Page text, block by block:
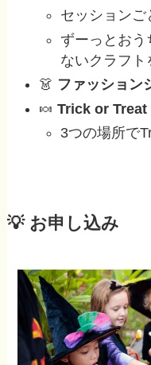
セッションご
ずーっとおう
ないクラフト
👗 ファッション
🍬Trick or Treat
3つの場所で
💡 お申し込み